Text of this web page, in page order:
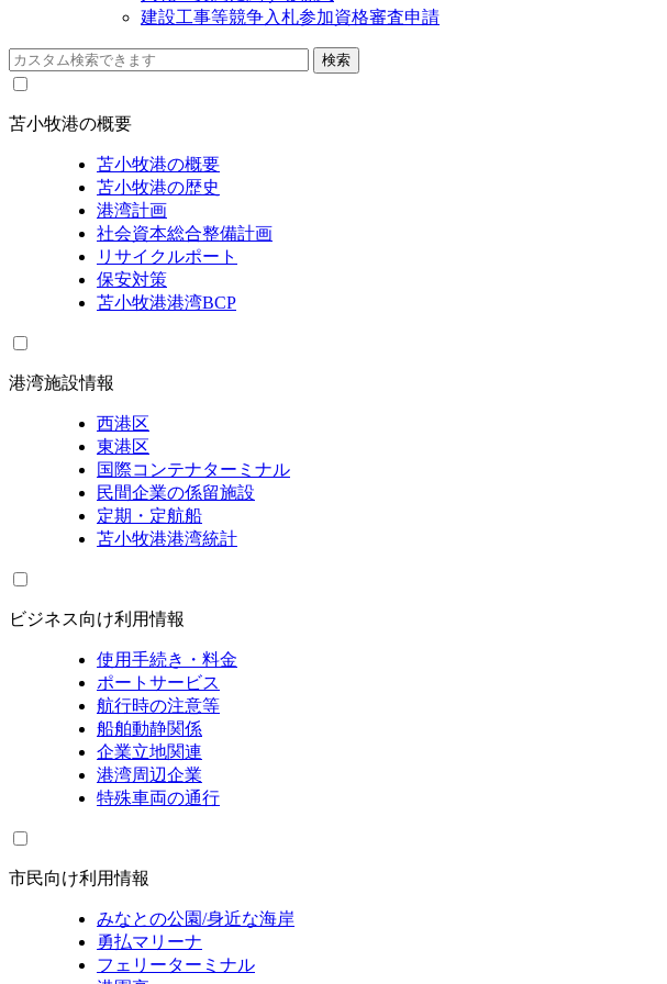
建設工事等競争入札参加資格審査申請
苫小牧港の概要
苫小牧港の概要
苫小牧港の歴史
港湾計画
社会資本総合整備計画
リサイクルポート
保安対策
苫小牧港港湾BCP
港湾施設情報
西港区
東港区
国際コンテナターミナル
民間企業の係留施設
定期・定航船
苫小牧港港湾統計
ビジネス向け利用情報
使用手続き・料金
ポートサービス
航行時の注意等
船舶動静関係
企業立地関連
港湾周辺企業
特殊車両の通行
市民向け利用情報
みなとの公園/身近な海岸
勇払マリーナ
フェリーターミナル